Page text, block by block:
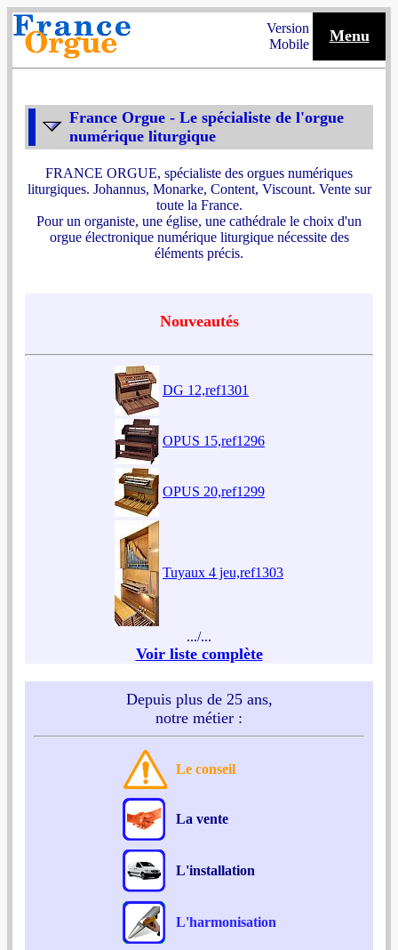
Version
Mobile
Menu
France Orgue - Le spécialiste de l'orgue
numérique liturgique
FRANCE ORGUE, spécialiste des orgues numériques
liturgiques. Johannus, Monarke, Content, Viscount. Vente sur
toute la France.
Pour un organiste, une église, une cathédrale le choix d'un
orgue électronique numérique liturgique nécessite des
éléments précis.
Nouveautés
DG 12,ref1301
OPUS 15,ref1296
OPUS 20,ref1299
Tuyaux 4 jeu,ref1303
.../...
Voir liste complète
Depuis plus de 25 ans,
notre métier :
Le conseil
La vente
L'installation
L'harmonisation